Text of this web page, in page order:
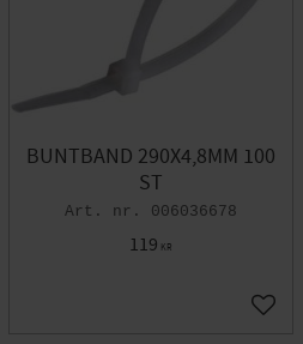
BUNTBAND 290X4,8MM 100
ST
006036678
119 KR
Add